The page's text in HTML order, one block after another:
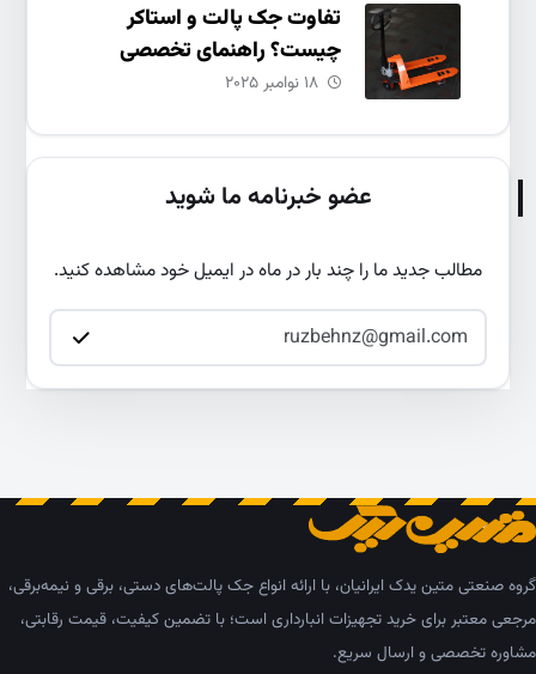
تفاوت جک پالت و استاکر
چیست؟ راهنمای تخصصی
انتخاب و خرید
۱۸ نوامبر ۲۰۲۵
عضو خبرنامه ما شوید
مطالب جدید ما را چند بار در ماه در ایمیل خود مشاهده کنید.
گروه صنعتی متین یدک ایرانیان، با ارائه انواع جک پالت‌های دستی، برقی و نیمه‌برقی،
مرجعی معتبر برای خرید تجهیزات انبارداری است؛ با تضمین کیفیت، قیمت رقابتی،
مشاوره تخصصی و ارسال سریع.